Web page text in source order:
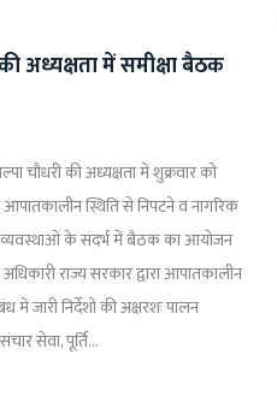
अध्यक्षता में समीक्षा बैठक
चौधरी की अध्यक्षता में शुक्रवार को
स्थिति से निपटने व नागरिक
व्यवस्थाओं के संदर्भ में बैठक का आयोजन
राज्य सरकार द्वारा आपातकालीन
जारी निर्देशों की अक्षरशः पालन
सेवा, पूर्ति...